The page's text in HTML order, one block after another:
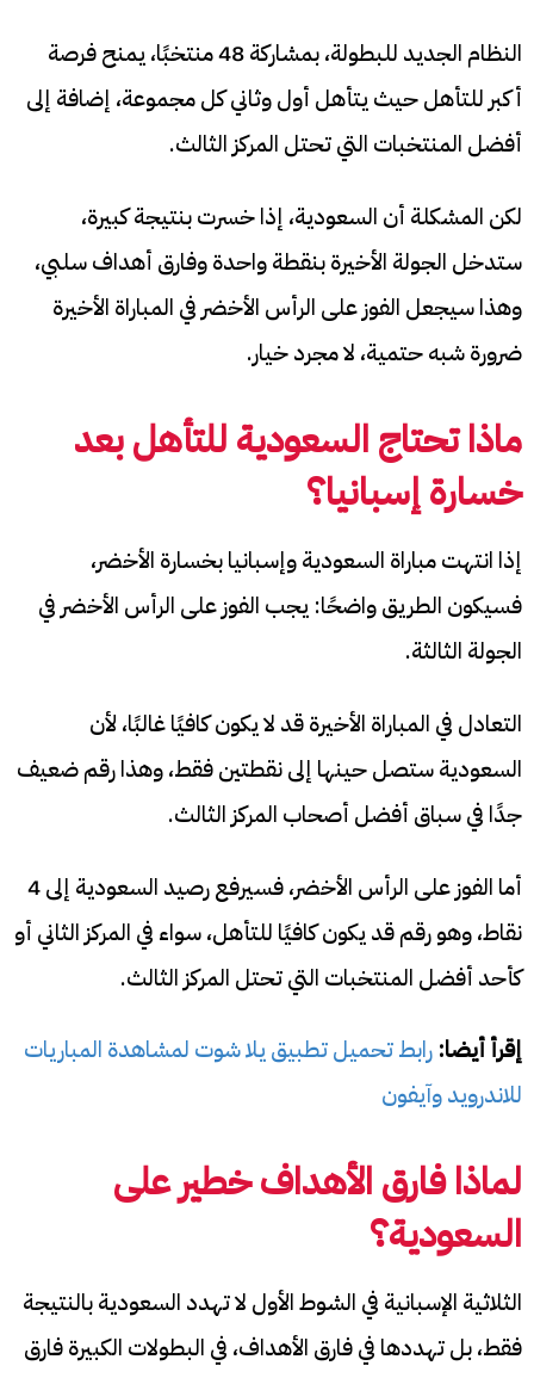
النظام الجديد للبطولة، بمشاركة 48 منتخبًا، يمنح فرصة
أكبر للتأهل حيث يتأهل أول وثاني كل مجموعة، إضافة إلى
أفضل المنتخبات التي تحتل المركز الثالث.
لكن المشكلة أن السعودية، إذا خسرت بنتيجة كبيرة،
ستدخل الجولة الأخيرة بنقطة واحدة وفارق أهداف سلبي،
وهذا سيجعل الفوز على الرأس الأخضر في المباراة الأخيرة
ضرورة شبه حتمية، لا مجرد خيار.
ماذا تحتاج السعودية للتأهل بعد
خسارة إسبانيا؟
إذا انتهت مباراة السعودية وإسبانيا بخسارة الأخضر،
فسيكون الطريق واضحًا: يجب الفوز على الرأس الأخضر في
الجولة الثالثة.
التعادل في المباراة الأخيرة قد لا يكون كافيًا غالبًا، لأن
السعودية ستصل حينها إلى نقطتين فقط، وهذا رقم ضعيف
جدًا في سباق أفضل أصحاب المركز الثالث.
أما الفوز على الرأس الأخضر، فسيرفع رصيد السعودية إلى 4
نقاط، وهو رقم قد يكون كافيًا للتأهل، سواء في المركز الثاني أو
كأحد أفضل المنتخبات التي تحتل المركز الثالث.
إقرأ أيضا: رابط تحميل تطبيق يلا شوت لمشاهدة المباريات
للاندرويد وآيفون
لماذا فارق الأهداف خطير على
السعودية؟
الثلاثية الإسبانية في الشوط الأول لا تهدد السعودية بالنتيجة
فقط، بل تهددها في فارق الأهداف، في البطولات الكبيرة فارق